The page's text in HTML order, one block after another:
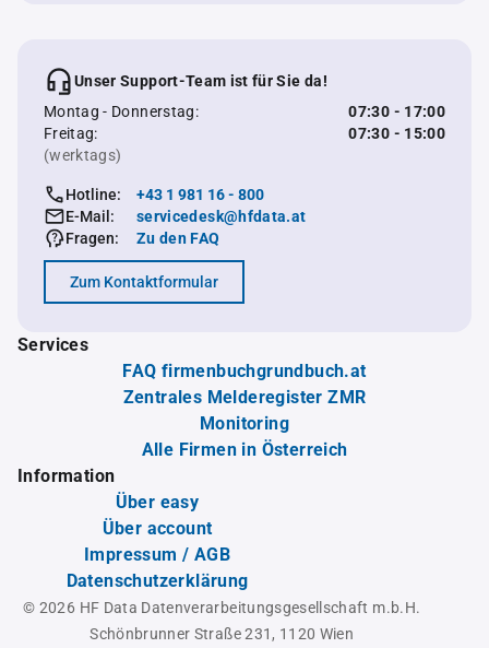
Unser Support-Team ist für Sie da!
Montag - Donnerstag:
07:30 - 17:00
Freitag:
07:30 - 15:00
(werktags)
Hotline:
+43 1 981 16 - 800
E-Mail:
servicedesk@hfdata.at
Fragen:
Zu den FAQ
Zum Kontaktformular
Services
FAQ firmenbuchgrundbuch.at
Zentrales Melderegister ZMR
Monitoring
Alle Firmen in Österreich
Information
Über easy
Über account
Impressum / AGB
Datenschutzerklärung
© 2026 HF Data Datenverarbeitungsgesellschaft m.b.H.
Schönbrunner Straße 231, 1120 Wien